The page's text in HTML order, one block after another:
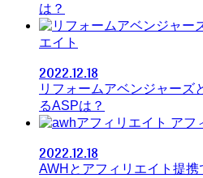
は？
エイト
2022.12.18
リフォームアベンジャーズ
るASPは？
アフ
2022.12.18
AWHとアフィリエイト提携